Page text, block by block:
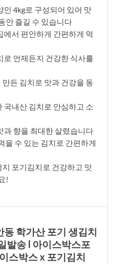
인 4kg로 구성되어 있어 맛
안 즐길 수 있습니다
에서 편안하게 간편하게 먹
로 언제든지 건강한 식사를
든 김치로 맛과 건강을 동
국내산 김치로 안심하고 소
과 향을 최대한 살렸습니다
을 수 있는 김치로 간편하게
포기김치로 건강하고 맛
!
동 학가산 포기 생김치
발송 l 아이스박스포
스박스 x 포기김치